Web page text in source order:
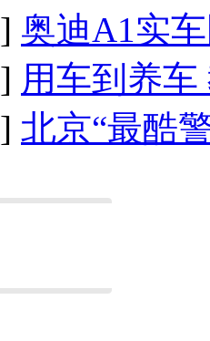
] 奥迪A1实
] 用车到养
] 北京“最酷